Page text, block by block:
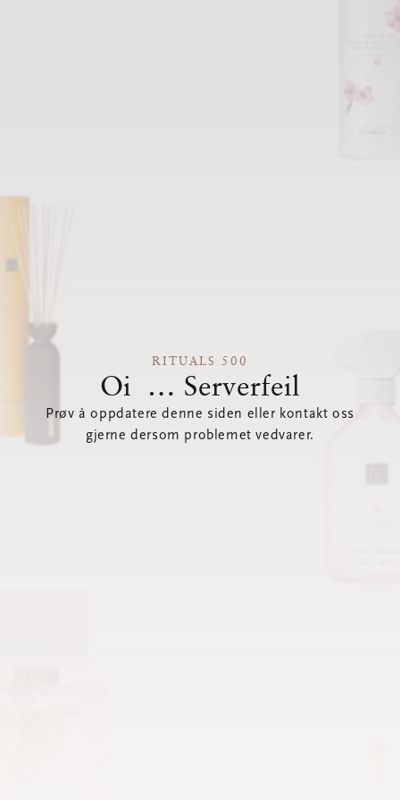
RITUALS 500
Oi … Serverfeil
Prøv å oppdatere denne siden eller kontakt oss
gjerne dersom problemet vedvarer.